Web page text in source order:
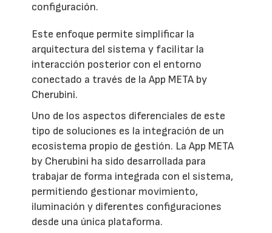
configuración.
Este enfoque permite simplificar la
arquitectura del sistema y facilitar la
interacción posterior con el entorno
conectado a través de la App META by
Cherubini.
Uno de los aspectos diferenciales de este
tipo de soluciones es la integración de un
ecosistema propio de gestión. La App META
by Cherubini ha sido desarrollada para
trabajar de forma integrada con el sistema,
permitiendo gestionar movimiento,
iluminación y diferentes configuraciones
desde una única plataforma.